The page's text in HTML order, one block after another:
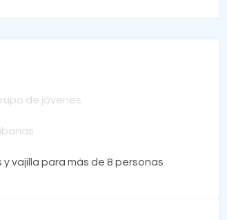
de jóvenes
vajilla para más de 8 personas